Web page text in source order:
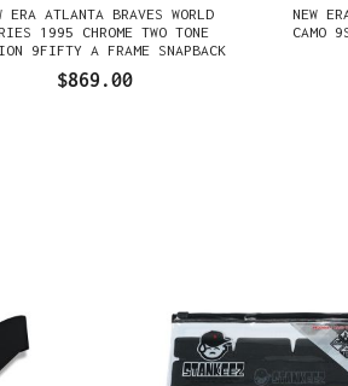
ERA ATLANTA BRAVES WORLD
1995 CHROME TWO TONE
9FIFTY A FRAME SNAPBACK
$869.00
NEW
CAMO